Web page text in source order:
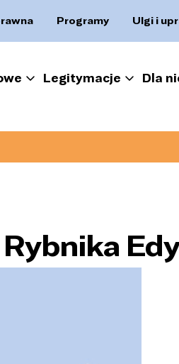
Programy Ulgi i
Legitymacje Dla